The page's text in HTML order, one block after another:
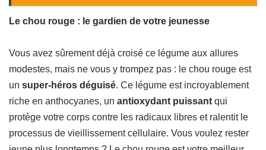
Le chou rouge : le gardien de votre jeunesse
Vous avez sûrement déjà croisé ce légume aux allures
modestes, mais ne vous y trompez pas : le chou rouge est
un super-héros déguisé. Ce légume est incroyablement
riche en anthocyanes, un antioxydant puissant qui
protège votre corps contre les radicaux libres et ralentit le
processus de vieillissement cellulaire. Vous voulez rester